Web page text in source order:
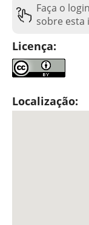
Faça o
sobre esta
Licença:
Localização: